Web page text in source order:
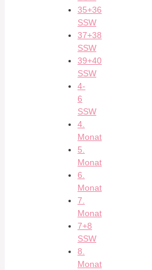
35+36
SSW
37+38
SSW
39+40
SSW
4-
6
SSW
4.
Monat
5.
Monat
6.
Monat
7.
Monat
7+8
SSW
8.
Monat